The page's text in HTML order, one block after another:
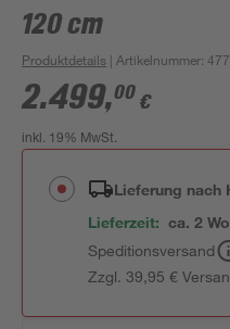
120 cm
Produktdetails | Artikelnummer:
2.499,00 €
inkl. 19% MwSt.
Lieferung nach
Lieferzeit: ca. 2
Speditionsversand
Zzgl. 39,95 €